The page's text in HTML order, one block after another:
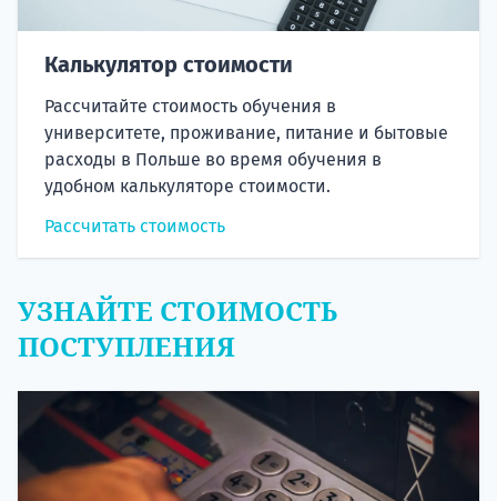
Калькулятор стоимости
Рассчитайте стоимость обучения в
университете, проживание, питание и бытовые
расходы в Польше во время обучения в
удобном калькуляторе стоимости.
Рассчитать стоимость
УЗНАЙТЕ СТОИМОСТЬ
ПОСТУПЛЕНИЯ